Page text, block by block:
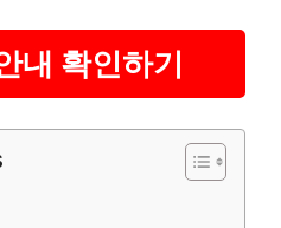
내 확인하기